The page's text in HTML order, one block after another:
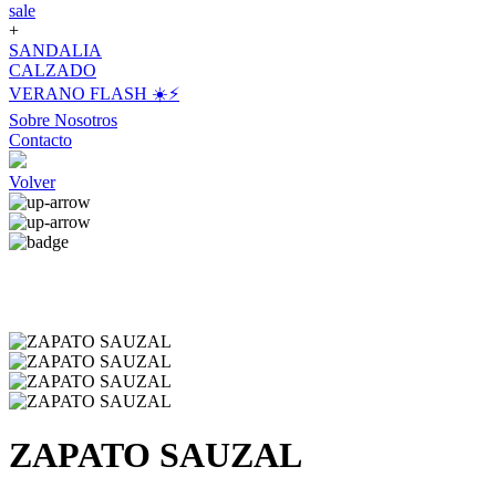
sale
+
SANDALIA
CALZADO
VERANO FLASH ☀️⚡️
Sobre Nosotros
Contacto
Volver
ZAPATO SAUZAL